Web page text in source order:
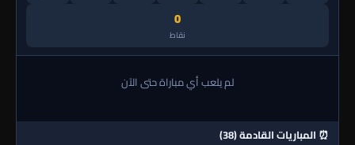
0
نقاط
لم يلعب أي مباراة حتى الآن
⏰ المباريات القادمة (38)